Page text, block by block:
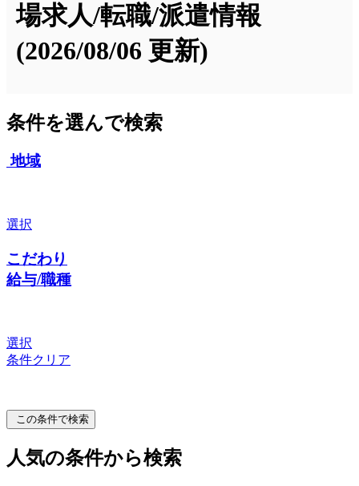
場求人/転職/派遣情報
(2026/08/06 更新)
条件を選んで検索
地域
選択
こだわり
給与/職種
選択
条件クリア
この条件で検索
人気の条件から検索